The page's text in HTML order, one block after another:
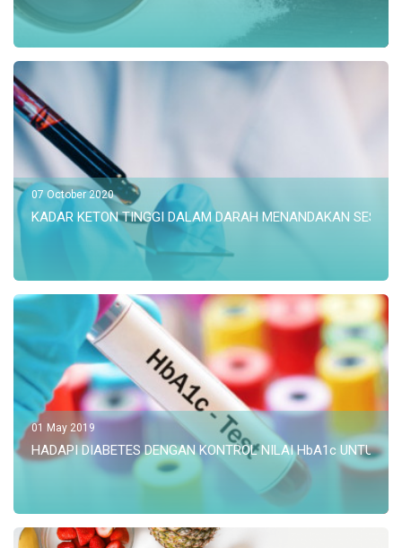
07 October 2020
KADAR KETON TINGGI DALAM DARAH MENANDAKAN
01 May 2019
HADAPI DIABETES DENGAN KONTROL NILAI HbA1c UNTUK